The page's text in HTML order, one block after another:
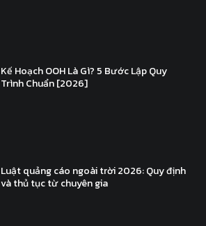
Kế Hoạch OOH Là Gì? 5 Bước Lập Quy
Trình Chuẩn [2026]
Luật quảng cáo ngoài trời 2026: Quy định
và thủ tục từ chuyên gia